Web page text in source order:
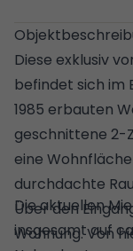
Diese exklusiv
befindet sich im
1985 erbauten
geschnittene 2-
eine
durchdachte
Über den
Wohnung. Von
Die aktuellen
insgesamt auf